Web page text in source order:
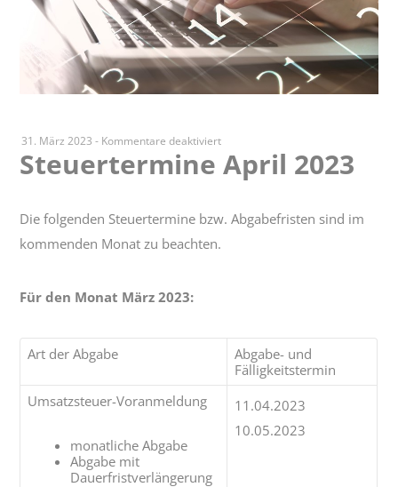
31. März 2023 - Kommentare deaktiviertfür
Steuertermine
April
Steuertermine April 2023
Die folgenden Steuertermine bzw. Abgabefristen sind im
kommenden Monat zu beachten.
Für den Monat März 2023:
Art der Abgabe
Abgabe- und
Fälligkeitstermin
Umsatzsteuer-Voranmeldung
monatliche Abgabe
Abgabe mit
Dauerfristverlängerung
11.04.2023
10.05.2023